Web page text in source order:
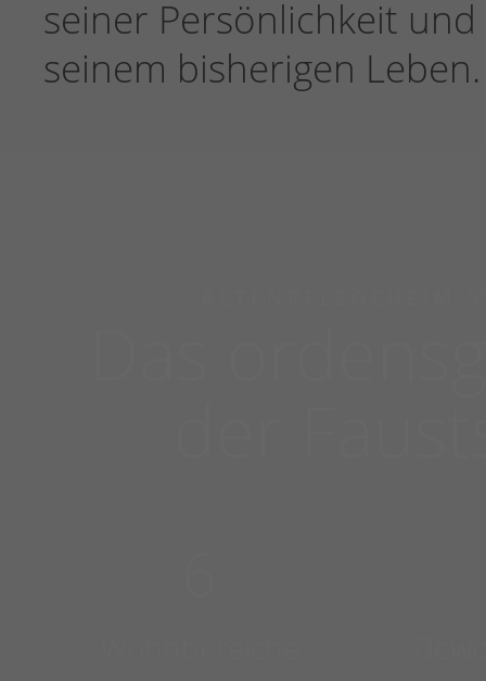
seiner Persönlichkeit und
seinem bisherigen Leben.